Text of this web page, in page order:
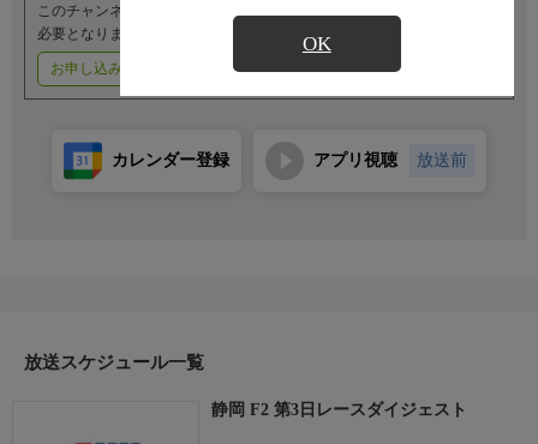
OK
このチャンネルのご視聴には、オプションチャンネル(有料)のご契約が
必要となります。
お申し込みはこちら ご利用料金はこちら
カレンダー登録 アプリ視聴 放送前
放送スケジュール一覧
静岡 F2 第3日レースダイジェスト